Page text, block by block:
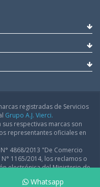
Whatsapp
registradas de Servicios
Grupo A.J. Vierci.
respectivas marcas son
representantes oficiales en
4868/2013 "De Comercio
1165/2014, los reclamos o
electrónica del Ministerio de